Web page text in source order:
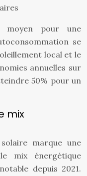
moyen pour une
se
local et le
annuelles sur
50% pour un
mix
marque une
mix énergétique
depuis 2021.